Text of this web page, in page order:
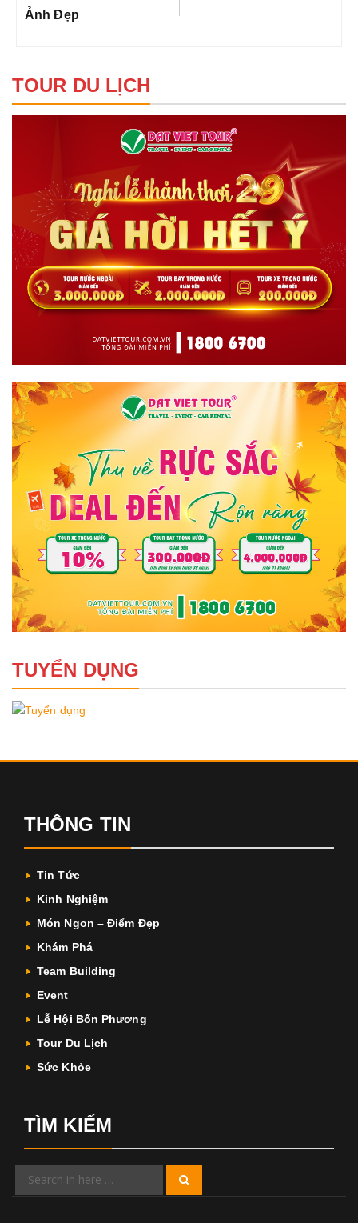
Ảnh Đẹp
TOUR DU LỊCH
TUYỂN DỤNG
THÔNG TIN
Tin Tức
Kinh Nghiệm
Món Ngon – Điểm Đẹp
Khám Phá
Team Building
Event
Lễ Hội Bốn Phương
Tour Du Lịch
Sức Khỏe
TÌM KIẾM
Search